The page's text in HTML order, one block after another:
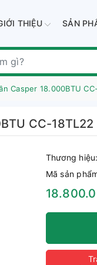
THIỆU SẢN
Casper 18.000BTU
CC-18TL22
Thương hiệu:
Mã sản